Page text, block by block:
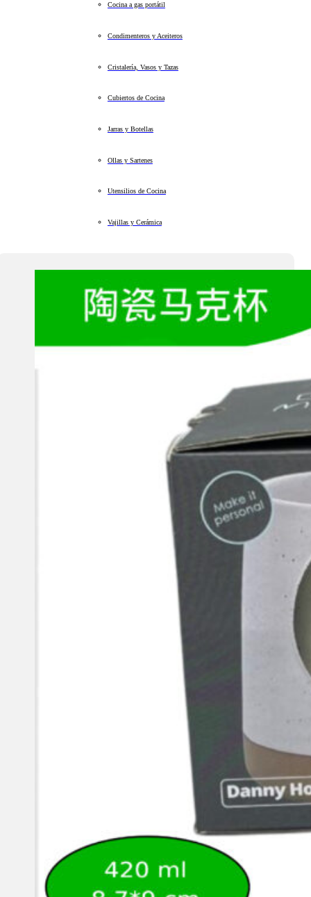
Cocina a gas portátil
Condimenteros y Aceiteros
Cristalería, Vasos y Tazas
Cubiertos de Cocina
Jarras y Botellas
Ollas y Sartenes
Utensilios de Cocina
Vajillas y Cerámica